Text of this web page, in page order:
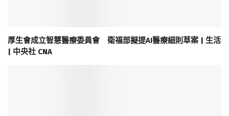
厚生會成立智慧醫療委員會 衛福部擬提AI醫療細則草案 | 生活
| 中央社 CNA